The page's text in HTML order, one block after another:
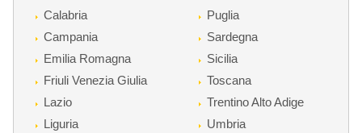
Calabria
Campania
Emilia Romagna
Friuli Venezia Giulia
Lazio
Liguria
Puglia
Sardegna
Sicilia
Toscana
Trentino Alto Adige
Umbria